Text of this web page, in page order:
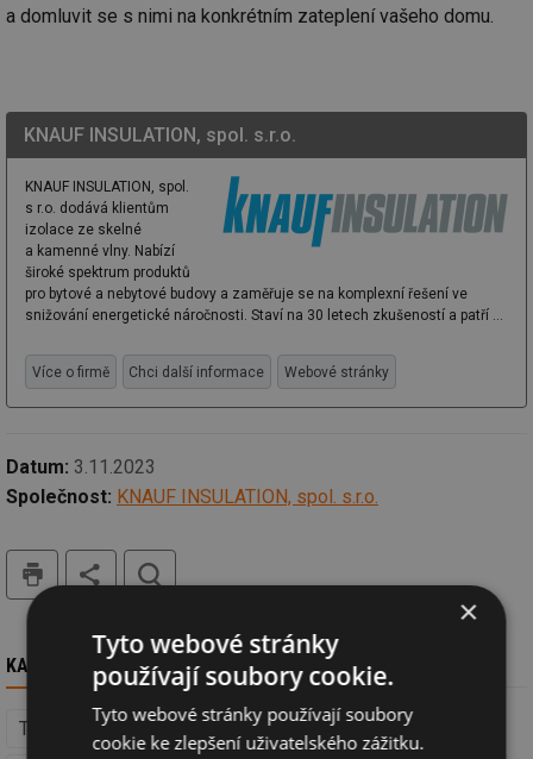
a domluvit se s nimi na konkrétním zateplení vašeho domu.
KNAUF INSULATION, spol. s.r.o.
KNAUF INSULATION, spol.
s r.o. dodává klientům
izolace ze skelné
a kamenné vlny. Nabízí
široké spektrum produktů
pro bytové a nebytové budovy a zaměřuje se na komplexní řešení ve
snižování energetické náročnosti. Staví na 30 letech zkušeností a patří ...
Více o firmě Chci další informace Webové stránky
Datum: 3.11.2023
Společnost: KNAUF INSULATION, spol. s.r.o.
KAM DÁL
Tepelné izolace (Izolace, střechy a fasády)
×
Tyto webové stránky
používají soubory cookie.
Tyto webové stránky používají soubory
cookie ke zlepšení uživatelského zážitku.